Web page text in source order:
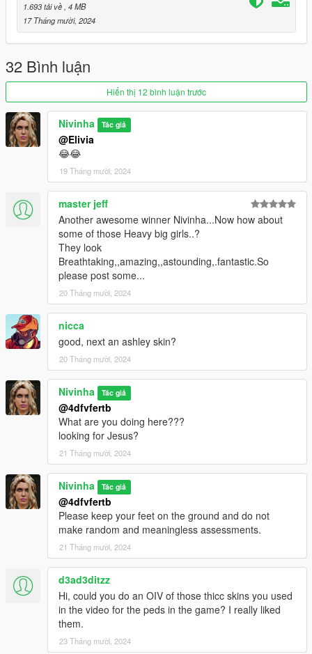
make a backup of your "dlclist.xml" file before editing it
Start game
------------------------------------------------------
All folders contain a text file for installation guide.
do not forget to backup your files before installing
I hope everyone will enjoy it.
I'll be back soon ... bye
1.693 tải về, 4 MB
17 Tháng mười, 2024
32 Bình luận
Hiển thị 12 bình luận trước
Nivinha Tác giả
@Elivia
😂😂
19 Tháng mười, 2024
master jeff
Another awesome winner Nivinha...Now how about
some of those Heavy big girls..?
They look
Breathtaking,,amazing,,astounding,.fantastic.So
please post some...
20 Tháng mười, 2024
nicca
good, next an ashley skin?
20 Tháng mười, 2024
Nivinha Tác giả
@4dfvfertb
What are you doing here???
looking for Jesus?
21 Tháng mười, 2024
Nivinha Tác giả
@4dfvfertb
Please keep your feet on the ground and do not
make random and meaningless assessments.
21 Tháng mười, 2024
d3ad3ditzz
Hi, could you do an OIV of those thicc skins you used
in the video for the peds in the game? I really liked
them.
23 Tháng mười, 2024